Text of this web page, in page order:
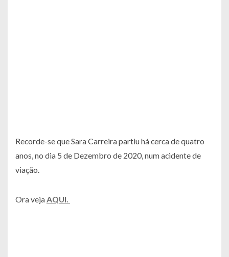
Recorde-se que Sara Carreira partiu há cerca de quatro
anos, no dia 5 de Dezembro de 2020, num acidente de
viação.
Ora vejaAQUI.